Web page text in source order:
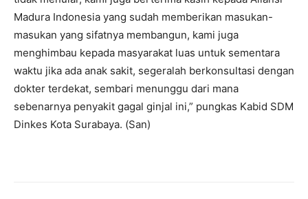
Madura Indonesia yang sudah memberikan masukan-
masukan yang sifatnya membangun, kami juga
menghimbau kepada masyarakat luas untuk sementara
waktu jika ada anak sakit, segeralah berkonsultasi dengan
dokter terdekat, sembari menunggu dari mana
sebenarnya penyakit gagal ginjal ini,” pungkas Kabid SDM
Dinkes Kota Surabaya. (San)